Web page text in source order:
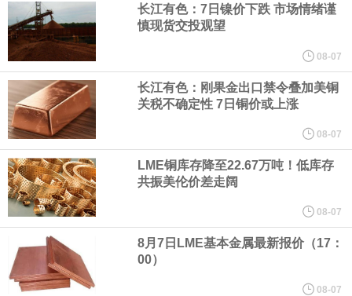
（含境内发明专利20项）。
纽约期银日内涨4%，现报64.08美元/盎司。
宇树科技董事长、总经理兼首席技术官王兴兴在网上路演时表示，
经过多年研发创新和技术积累，公司逐步形成了包括一体化关节集
成技术、高紧凑度机器人身体集成技术、机器人激光雷达全自研核
心技术等多项已商业化应用的核心技术并已应用于公司的高性能通
用人形机器人、四足机器人等产品。
美国总统特朗普6日否认他对国防部长赫格塞思不满，称对赫格塞思
长江有色：7日镍价下跌 市场情绪谨
慎现货交投观望
08-07
长江有色：刚果金出口禁令叠加美铜
关税不确定性 7日铜价或上涨
08-07
LME铜库存降至22.67万吨！低库存
共振美伦价差走阔
08-07
8月7日LME基本金属最新报价（17：
00）
08-07